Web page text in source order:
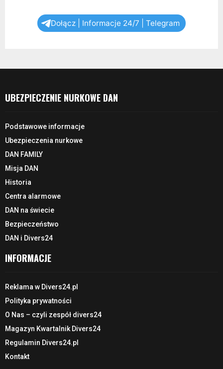
Dołącz | Informacje 24/7 | Telegram
UBEZPIECZENIE NURKOWE DAN
Podstawowe informacje
Ubezpieczenia nurkowe
DAN FAMILY
Misja DAN
Historia
Centra alarmowe
DAN na świecie
Bezpieczeństwo
DAN i Divers24
INFORMACJE
Reklama w Divers24.pl
Polityka prywatności
O Nas – czyli zespół divers24
Magazyn Kwartalnik Divers24
Regulamin Divers24.pl
Kontakt